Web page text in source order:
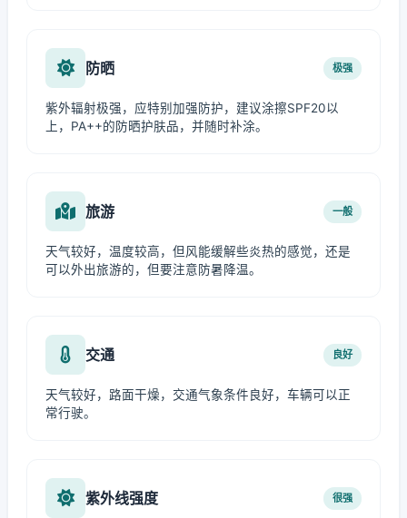
防晒 极强
紫外辐射极强，应特别加强防护，建议涂擦SPF20以
上，PA++的防晒护肤品，并随时补涂。
旅游 一般
天气较好，温度较高，但风能缓解些炎热的感觉，还是
可以外出旅游的，但要注意防暑降温。
交通 良好
天气较好，路面干燥，交通气象条件良好，车辆可以正
常行驶。
紫外线强度 很强